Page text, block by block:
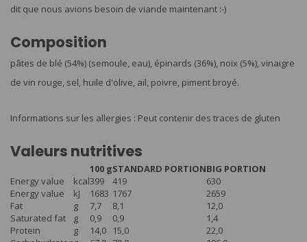
dit que nous avions besoin de viande maintenant :-)
Composition
pâtes de blé (54%) (semoule, eau), épinards (36%), noix (5%), vinaigre
de vin rouge, sel, huile d'olive, ail, poivre, piment broyé.
Informations sur les allergies : Peut contenir des traces de gluten
Valeurs nutritives
100 gSTANDARD PORTIONBIG PORTION
Energy value
kcal399 419
630
Energy value
kJ 1683 1767
2659
Fat
g 7,7 8,1
12,0
Saturated fat
g 0,9 0,9
1,4
Protein
g 14,0 15,0
22,0